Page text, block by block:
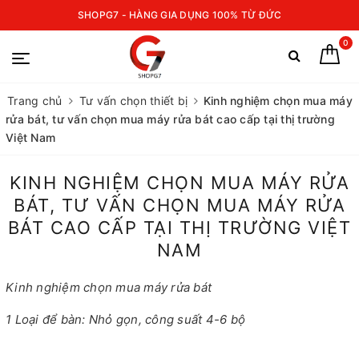
SHOPG7 - HÀNG GIA DỤNG 100% TỪ ĐỨC
0
Trang chủ Tư vấn chọn thiết bị
Kinh nghiệm chọn mua máy
rửa bát, tư vấn chọn mua máy rửa bát cao cấp tại thị trường
Việt Nam
KINH NGHIỆM CHỌN MUA MÁY RỬA
BÁT, TƯ VẤN CHỌN MUA MÁY RỬA
BÁT CAO CẤP TẠI THỊ TRƯỜNG VIỆT
NAM
Kinh nghiệm chọn mua máy rửa bát
1 Loại để bàn: Nhỏ gọn, công suất 4-6 bộ